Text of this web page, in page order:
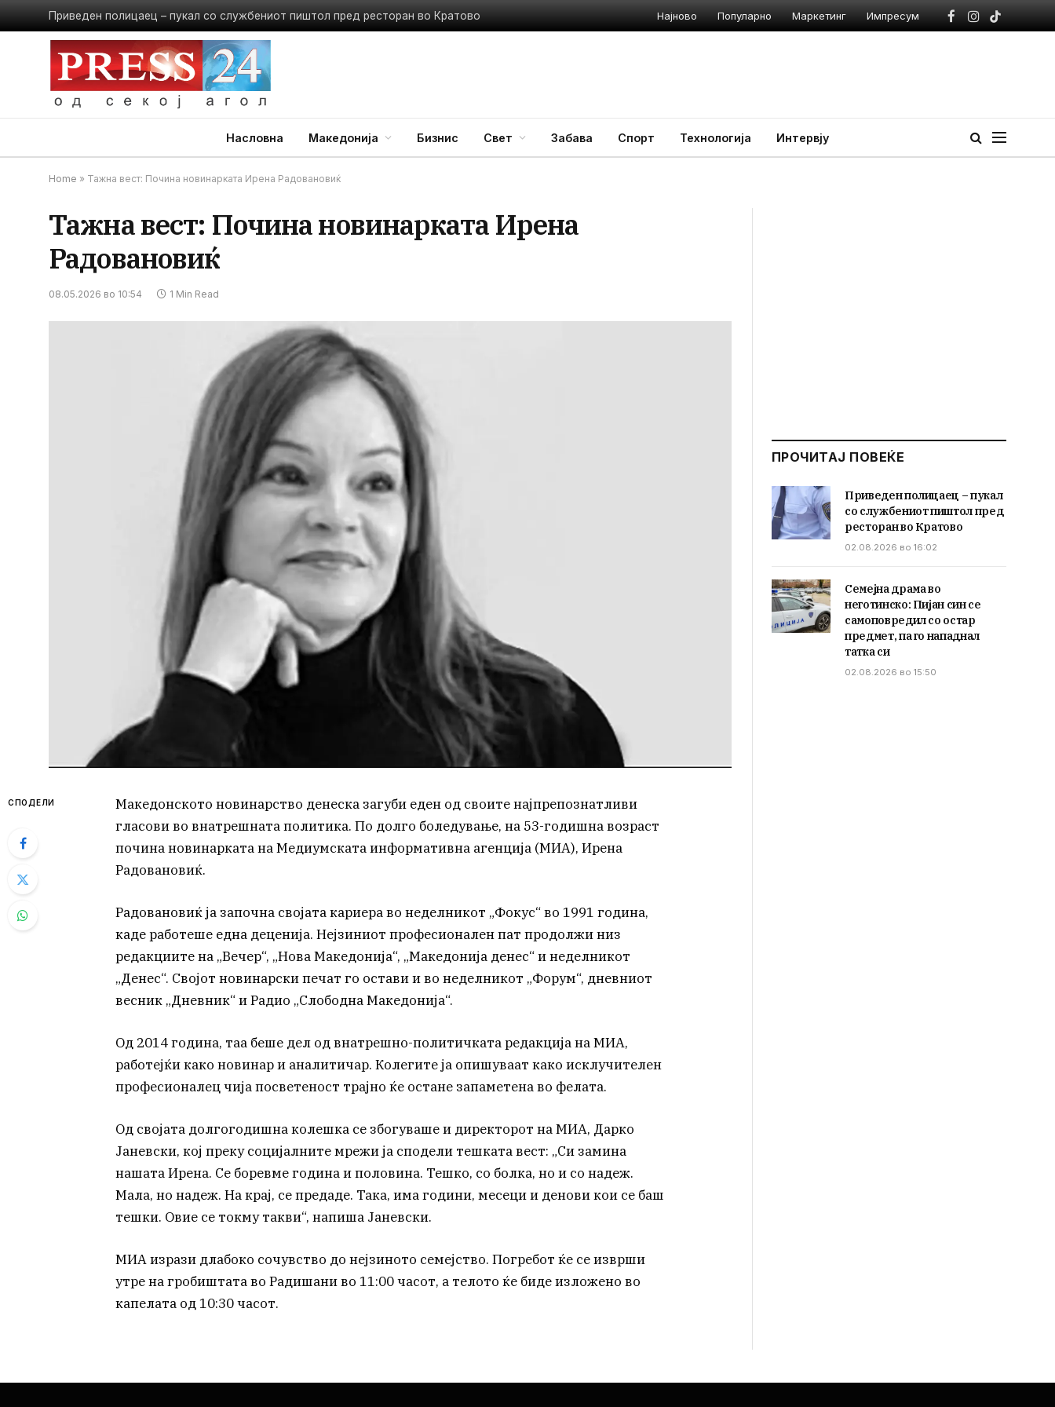
Приведен полицаец – пукал со службениот пиштол пред ресторан во Кратово Најново Популарно Маркетинг Импресум
Facebook
Instagram
TikTok
Насловна Македонија Бизнис Свет Забава Спорт Технологија Интервју
Home » Тажна вест: Почина новинарката Ирена Радовановиќ
Тажна вест: Почина новинарката Ирена
Радовановиќ
08.05.2026 во 10:54 1 Min Read
СПОДЕЛИ
Македонското новинарство денеска загуби еден од своите најпрепознатливи
гласови во внатрешната политика. По долго боледување, на 53-годишна возраст
почина новинарката на Медиумската информативна агенција (МИА), Ирена
Радовановиќ.
Радовановиќ ја започна својата кариера во неделникот „Фокус“ во 1991 година,
каде работеше една деценија. Нејзиниот професионален пат продолжи низ
редакциите на „Вечер“, „Нова Македонија“, „Македонија денес“ и неделникот
„Денес“. Својот новинарски печат го остави и во неделникот „Форум“, дневниот
весник „Дневник“ и Радио „Слободна Македонија“.
Од 2014 година, таа беше дел од внатрешно-политичката редакција на МИА,
работејќи како новинар и аналитичар. Колегите ја опишуваат како исклучителен
професионалец чија посветеност трајно ќе остане запаметена во фелата.
Од својата долгогодишна колешка се збогуваше и директорот на МИА, Дарко
Јаневски, кој преку социјалните мрежи ја сподели тешката вест: „Си замина
нашата Ирена. Се боревме година и половина. Тешко, со болка, но и со надеж.
Мала, но надеж. На крај, се предаде. Така, има години, месеци и денови кои се баш
тешки. Овие се токму такви“, напиша Јаневски.
МИА изрази длабоко сочувство до нејзиното семејство. Погребот ќе се изврши
утре на гробиштата во Радишани во 11:00 часот, а телото ќе биде изложено во
капелата од 10:30 часот.
ПРОЧИТАЈ ПОВЕЌЕ
Приведен полицаец – пукал
со службениот пиштол пред
ресторан во Кратово
02.08.2026 во 16:02
Семејна драма во
неготинско: Пијан син се
самоповредил со остар
предмет, па го нападнал
татка си
02.08.2026 во 15:50